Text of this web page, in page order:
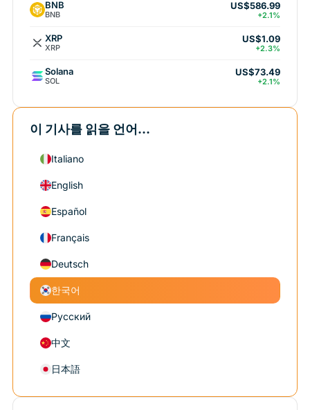
BNB
BNB
US$586.99
+2.1%
XRP
XRP
US$1.09
+2.3%
Solana
SOL
US$73.49
+2.1%
이 기사를 읽을 언어...
Italiano
English
Español
Français
Deutsch
한국어
Русский
中文
日本語